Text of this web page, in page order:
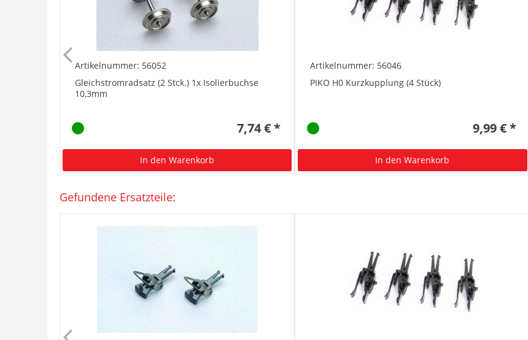
Artikelnummer: 56052
Gleichstromradsatz (2 Stck.) 1x Isolierbuchse
10,3mm
7,74 € *
In den Warenkorb
Artikelnummer: 56046
PIKO H0 Kurzkupplung (4 Stück)
9,99 € *
In den Warenkorb
Gefundene Ersatzteile: